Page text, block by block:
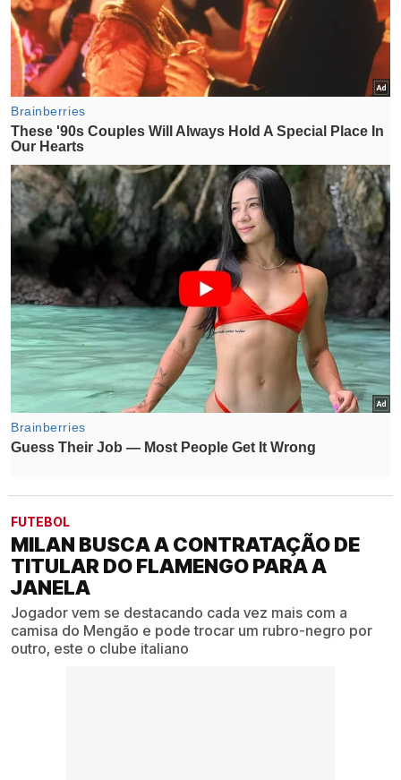
FUTEBOL
MILAN BUSCA A CONTRATAÇÃO DE
TITULAR DO FLAMENGO PARA A
JANELA
Jogador vem se destacando cada vez mais com a
camisa do Mengão e pode trocar um rubro-negro por
outro, este o clube italiano